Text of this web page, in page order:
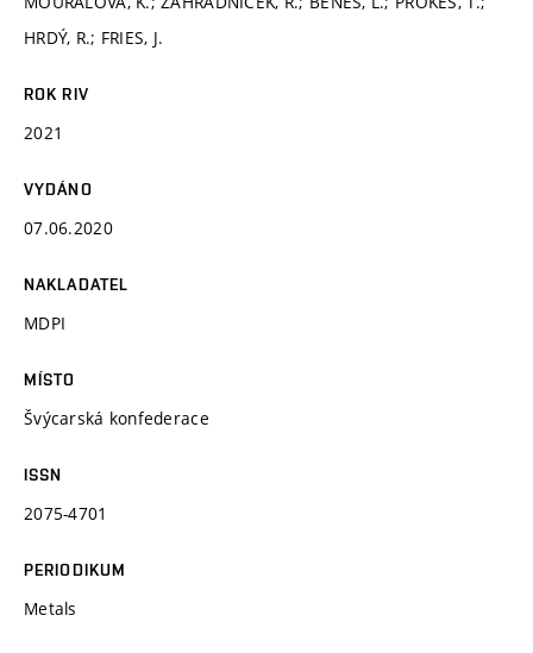
HRDÝ, R.; FRIES, J.
ROK RIV
2021
VYDÁNO
07.06.2020
NAKLADATEL
MDPI
MÍSTO
Švýcarská konfederace
ISSN
2075-4701
PERIODIKUM
Metals